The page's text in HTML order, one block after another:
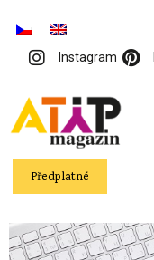
Instagram
Předplatné